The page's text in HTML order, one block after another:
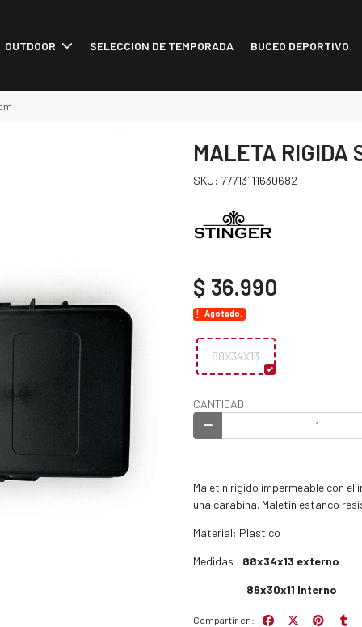
OUTDOOR SELECCION DE TEMPORADA BUCEO DEPORTIVO
MALETA RIGIDA
SKU: 77713111630682
$ 36.990
Agotado.
88X34X13
CANTIDAD
Maletín rígido impermeable con
una carabina. Maletín estanco
Material: Plastico
Medidas : 88x34x13 externo
86x30x11 Interno
Compartir en: